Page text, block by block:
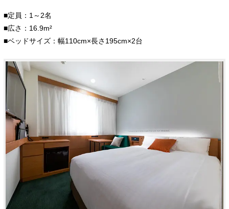
■定員：1～2名
■広さ：16.9m²
■ベッドサイズ：幅110cm×長さ195cm×2台